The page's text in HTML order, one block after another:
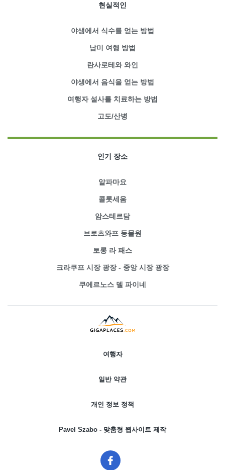
현실적인
야생에서 식수를 얻는 방법
남미 여행 방법
란사로테와 와인
야생에서 음식을 얻는 방법
여행자 설사를 치료하는 방법
고도/산병
인기 장소
알파마요
콜롯세움
암스테르담
브로츠와프 동물원
토롱 라 패스
크라쿠프 시장 광장 - 중앙 시장 광장
쿠에르노스 델 파이네
여행자
일반 약관
개인 정보 정책
Pavel Szabo - 맞춤형 웹사이트 제작